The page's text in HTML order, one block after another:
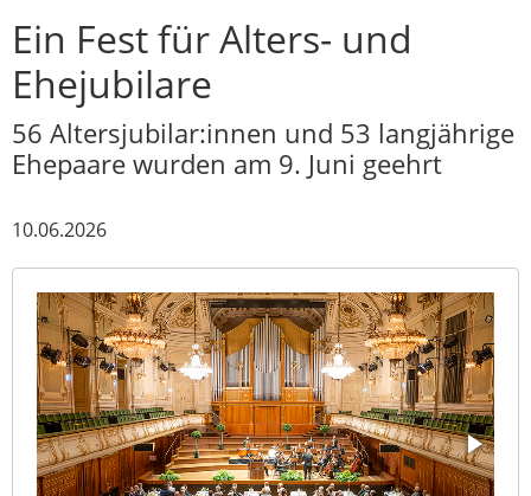
Ein Fest für Alters- und
Ehejubilare
56 Altersjubilar:innen und 53 langjährige
Ehepaare wurden am 9. Juni geehrt
10.06.2026